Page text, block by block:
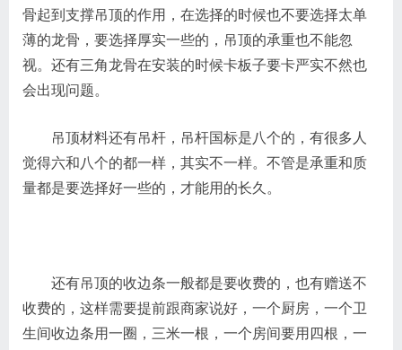
骨起到支撑吊顶的作用，在选择的时候也不要选择太单
薄的龙骨，要选择厚实一些的，吊顶的承重也不能忽
视。还有三角龙骨在安装的时候卡板子要卡严实不然也
会出现问题。
吊顶材料还有吊杆，吊杆国标是八个的，有很多人
觉得六和八个的都一样，其实不一样。不管是承重和质
量都是要选择好一些的，才能用的长久。
还有吊顶的收边条一般都是要收费的，也有赠送不
收费的，这样需要提前跟商家说好，一个厨房，一个卫
生间收边条用一圈，三米一根，一个房间要用四根，一